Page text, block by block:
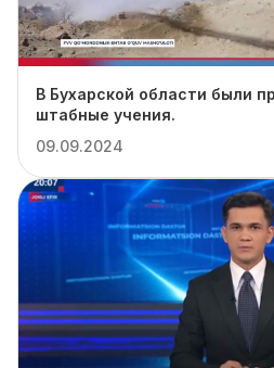
В Бухарской области были
штабные учения.
09.09.2024